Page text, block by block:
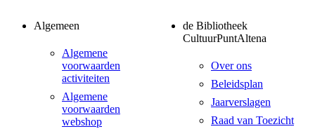
Algemeen
Algemene
voorwaarden
activiteiten
Algemene
voorwaarden
webshop
de Bibliotheek
CultuurPuntAltena
Over ons
Beleidsplan
Jaarverslagen
Raad van Toezicht